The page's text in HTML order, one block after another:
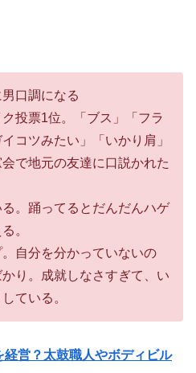
口調になる
投票1位。「ブス」「フラ
コツみたい」「いかり肩」
で地元の友達に口説かれた
る。踊ってるとだんだんハゲ
。
自分を分かっていないの
り。成就しなさすぎて、い
ている。
営？太鼓職人やボディビル